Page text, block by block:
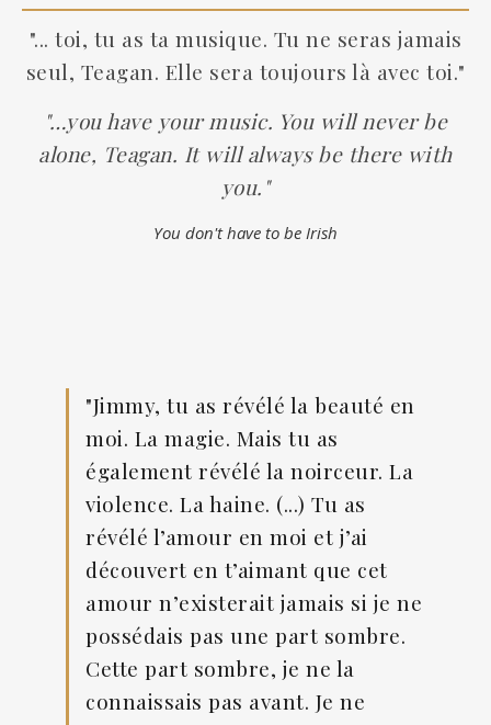
"... toi, tu as ta musique. Tu ne seras jamais
seul, Teagan. Elle sera toujours là avec toi."
"…you have your music. You will never be
alone, Teagan. It will always be there with
you."
You don't have to be Irish
"Jimmy, tu as révélé la beauté en
moi. La magie. Mais tu as
également révélé la noirceur. La
violence. La haine. (...) Tu as
révélé l’amour en moi et j’ai
découvert en t’aimant que cet
amour n’existerait jamais si je ne
possédais pas une part sombre.
Cette part sombre, je ne la
connaissais pas avant. Je ne